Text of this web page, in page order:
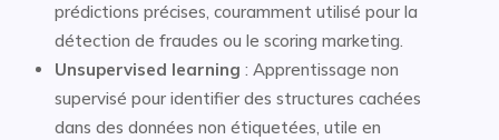
prédictions précises, couramment utilisé pour la
détection de fraudes ou le scoring marketing.
Unsupervised learning : Apprentissage non
supervisé pour identifier des structures cachées
dans des données non étiquetées, utile en